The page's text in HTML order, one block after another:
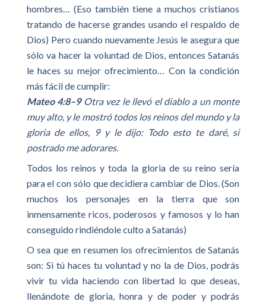
hombres… (Eso también tiene a muchos cristianos
tratando de hacerse grandes usando el respaldo de
Dios) Pero cuando nuevamente Jesús le asegura que
sólo va hacer la voluntad de Dios, entonces Satanás
le haces su mejor ofrecimiento… Con la condición
más fácil de cumplir:
Mateo 4:8–9 Otra vez le llevó el diablo a un monte
muy alto, y le mostró todos los reinos del mundo y la
gloria de ellos, 9 y le dijo: Todo esto te daré, si
postrado me adorares.
Todos los reinos y toda la gloria de su reino sería
para el con sólo que decidiera cambiar de Dios. (Son
muchos los personajes en la tierra que son
inmensamente ricos, poderosos y famosos y lo han
conseguido rindiéndole culto a Satanás)
O sea que en resumen los ofrecimientos de Satanás
son: Si tú haces tu voluntad y no la de Dios, podrás
vivir tu vida haciendo con libertad lo que deseas,
llenándote de gloria, honra y de poder y podrás